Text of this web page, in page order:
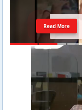
Read More